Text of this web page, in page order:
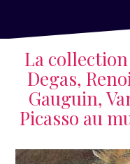
La
Degas,
Gauguin,
Picasso au